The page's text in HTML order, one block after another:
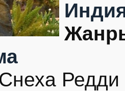
Снеха Редди